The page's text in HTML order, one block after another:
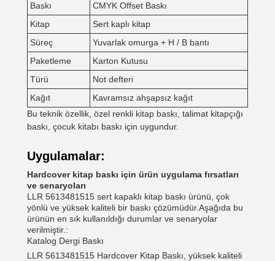
Baskı
CMYK Offset Baskı
Kitap
Sert kaplı kitap
Süreç
Yuvarlak omurga + H / B bantı
Paketleme
Karton Kutusu
Türü
Not defteri
Kağıt
Kavramsız ahşapsız kağıt
Bu teknik özellik, özel renkli kitap baskı, talimat kitapçığı
baskı, çocuk kitabı baskı için uygundur.
Uygulamalar:
Hardcover kitap baskı için ürün uygulama fırsatları
ve senaryoları
LLR 5613481515 sert kapaklı kitap baskı ürünü, çok
yönlü ve yüksek kaliteli bir baskı çözümüdür.Aşağıda bu
ürünün en sık kullanıldığı durumlar ve senaryolar
verilmiştir.:
Katalog Dergi Baskı
LLR 5613481515 Hardcover Kitap Baskı, yüksek kaliteli